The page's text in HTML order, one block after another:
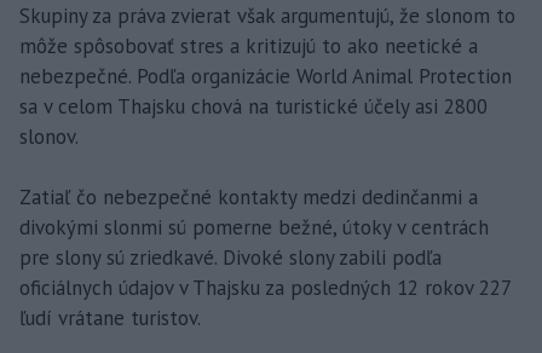
Skupiny za práva zvierat však argumentujú, že slonom to
môže spôsobovať stres a kritizujú to ako neetické a
nebezpečné. Podľa organizácie World Animal Protection
sa v celom Thajsku chová na turistické účely asi 2800
slonov.
Zatiaľ čo nebezpečné kontakty medzi dedinčanmi a
divokými slonmi sú pomerne bežné, útoky v centrách
pre slony sú zriedkavé. Divoké slony zabili podľa
oficiálnych údajov v Thajsku za posledných 12 rokov 227
ľudí vrátane turistov.